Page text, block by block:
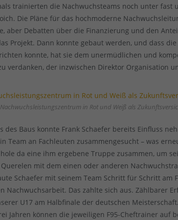
trainierten die Nachwuchsteams noch unter fast
Die Pläne für das hochmoderne
aber Debatten über die Finanzierung und den
Projekt. Dann konnte gebaut werden, und dass
konnte, hat sie dem unermüdlichen und
verdanken, der inzwischen Direktor Organisation
in Rot und Weiß als
des Baus konnte Frank Schaefer bereits Einfluss
Team an Fachleuten zusammengesucht – was
da eine ihm ergebene Truppe zusammen, um
mit dem einen oder anderen
Schaefer mit seinem Team Schritt für Schritt am
Nachwuchsarbeit. Das zahlte sich aus. Zählbarer
U17 am Halbfinale der deutschen
Jahren können die jeweiligen F95-Cheftrainer auf